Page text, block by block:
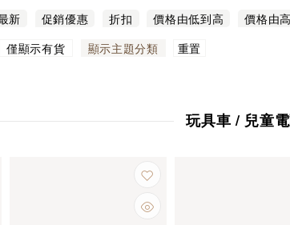
新 促銷優惠 折扣 價格由低到高 價格由
僅顯示有貨 顯示主題分類 重置
玩具車 / 兒童